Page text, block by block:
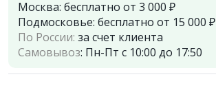
Москва: бесплатно от 3 000 ₽
Подмосковье: бесплатно от 15 000 ₽
По России: за счет клиента
Самовывоз: Пн-Пт с 10:00 до 17:50